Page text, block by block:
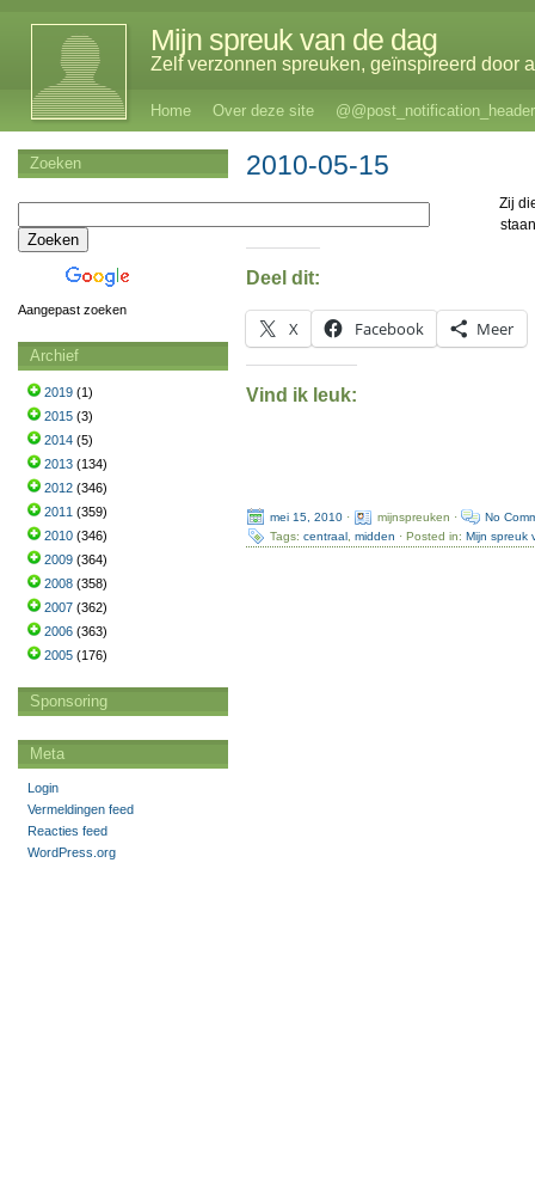
Mijn spreuk van de dag
Zelf verzonnen spreuken, geïnspireerd door
Home Over deze site @@post_notification_header
2010-05-15
Zij
Deel dit:
X Facebook Meer
Vind ik leuk:
mei 15, 2010· mijnspreuken ·
No
Tags: centraal, midden · Posted in: Mijn spreuk
Zoeken
Aangepast zoeken
Archief
2019 (1)
2015 (3)
2014 (5)
2013 (134)
2012 (346)
2011 (359)
2010 (346)
2009 (364)
2008 (358)
2007 (362)
2006 (363)
2005 (176)
Sponsoring
Meta
Login
Vermeldingen feed
Reacties feed
WordPress.org